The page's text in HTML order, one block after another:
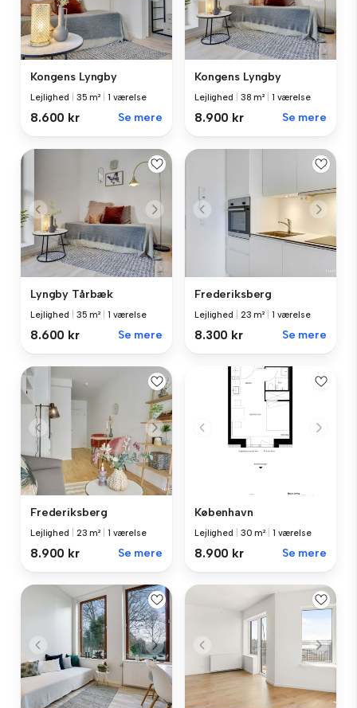
Kongens Lyngby
Lejlighed 35 m² 1 værelse
8.600 kr Se mere
Kongens Lyngby
Lejlighed 38 m² 1 værelse
8.900 kr Se mere
Lyngby Tårbæk
Lejlighed 35 m² 1 værelse
8.600 kr Se mere
Frederiksberg
Lejlighed 23 m² 1 værelse
8.300 kr Se mere
Frederiksberg
Lejlighed 23 m² 1 værelse
8.900 kr Se mere
København
Lejlighed 30 m² 1 værelse
8.900 kr Se mere